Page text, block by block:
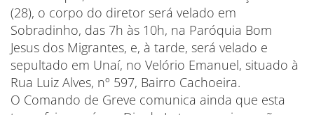
(28), o corpo do diretor será velado em
Sobradinho, das 7h às 10h, na Paróquia Bom
Jesus dos Migrantes, e, à tarde, será velado e
sepultado em Unaí, no Velório Emanuel, situado à
Rua Luiz Alves, nº 597, Bairro Cachoeira.
O Comando de Greve comunica ainda que esta